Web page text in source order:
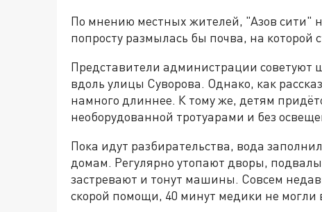
По мнению местных жителей, "Азов сити"
попросту размылась бы почва, на
Представители администрации советуют
вдоль улицы Суворова. Однако, как
намного длиннее. К тому же, детям
необорудованной тротуарами и без
Пока идут разбирательства, вода
домам. Регулярно утопают дворы,
застревают и тонут машины. Совсем
скорой помощи, 40 минут медики не